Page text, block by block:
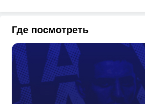
Где посмотреть